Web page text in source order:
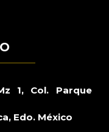
1, Col. Parque
Edo. México